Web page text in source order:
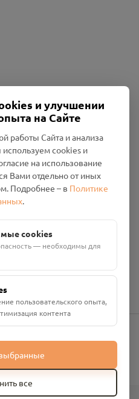
«Смоленский
область, р-н
д. 26А, пом. 18
в АО "АЛЬФА-БАНК"
и улучшении
на Сайте
работы Сайта и анализа
cookies и
на использование
Вами отдельно от иных
Подробнее – в Политике
.
cookies
— необходимы для
пользовательского опыта,
контента
все